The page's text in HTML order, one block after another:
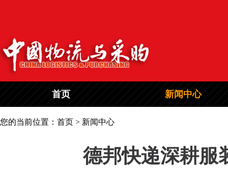
首页 新闻中心
您的当前位置：首页 > 新闻中心
德邦快递深耕服